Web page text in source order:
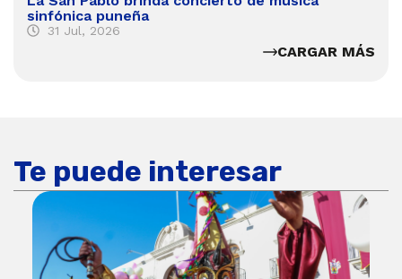
sinfónica puneña
31 Jul, 2026
CARGAR MÁS
Te puede interesar